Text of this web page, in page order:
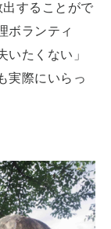
することがで
ボランティ
いたくない」
実際にいらっ